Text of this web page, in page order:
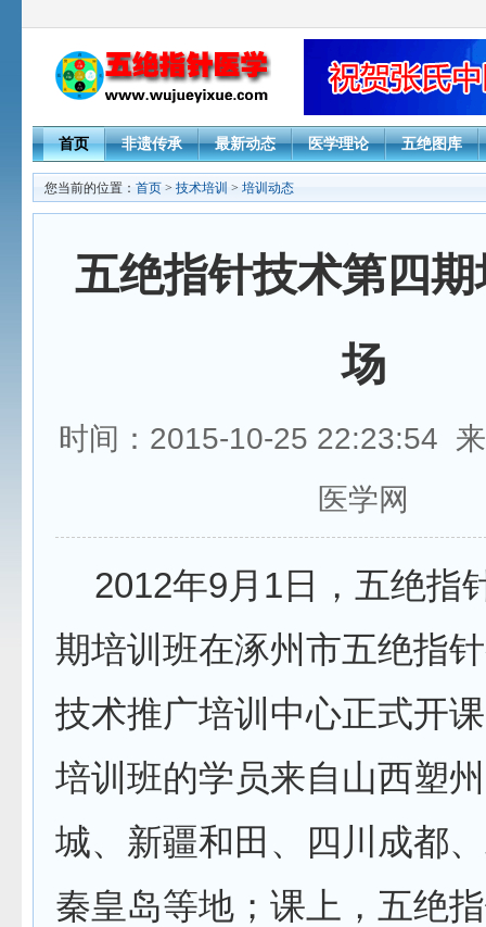
首页 非遗传承 最新动态 医学理论 五绝图库
您当前的位置： 首页 > 技术培训 > 培训动态
五绝指针技术第四
场
时间：2015-10-25 22:23:54
医学网
2012年9月1日，五绝指
期培训班在涿州市五绝指
技术推广培训中心正式开
培训班的学员来自山西塑
城、新疆和田、四川成都
秦皇岛等地；课上，五绝